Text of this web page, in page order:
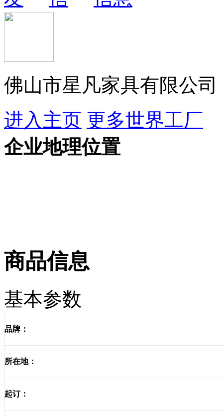
佛山市星凡家具有限公司
进入主页 更多世界工厂
企业地理位置
商品信息
基本参数
品牌：
所在地：
起订：